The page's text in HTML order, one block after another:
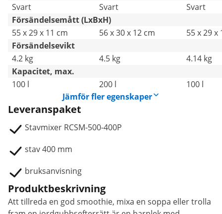
Svart
Svart
Svart
Försändelsemått (LxBxH)
55 x 29 x 11 cm
56 x 30 x 12 cm
55 x 29 x
Försändelsevikt
4.2 kg
4.5 kg
4.14 kg
Kapacitet, max.
100 l
200 l
100 l
Jämför fler egenskaper
Leveranspaket
Stavmixer RCSM-500-400P
stav 400 mm
bruksanvisning
Produktbeskrivning
Att tillreda en god smoothie, mixa en soppa eller trolla